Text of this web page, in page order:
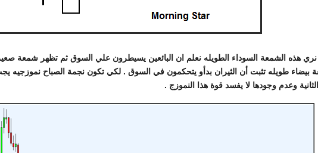
هذه الشمعة السوداء الطويله نعلم ان البائعين يسيطرون علي السوق ثم تظهر شمعة صعير
بيضاء طويله تثبت أن الثيران بدأو يتحكمون في السوق . لكي تكون نجمة الصباح
وعدم وجودها لا يفسد قوة هذا النموزج .